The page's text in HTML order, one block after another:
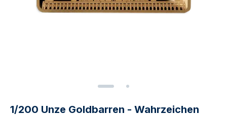
1/200 Unze Goldbarren - Wahrzeichen